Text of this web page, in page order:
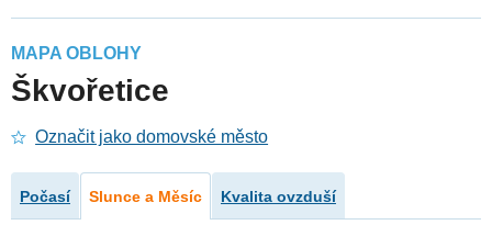
MAPA OBLOHY
Škvořetice
Označit jako domovské město
Počasí Slunce a Měsíc Kvalita ovzduší